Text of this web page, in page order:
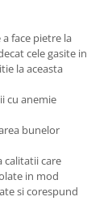
face pietre la
cele gasite in
la aceasta
cu anemie
bunelor
calitatii care
in mod
si corespund